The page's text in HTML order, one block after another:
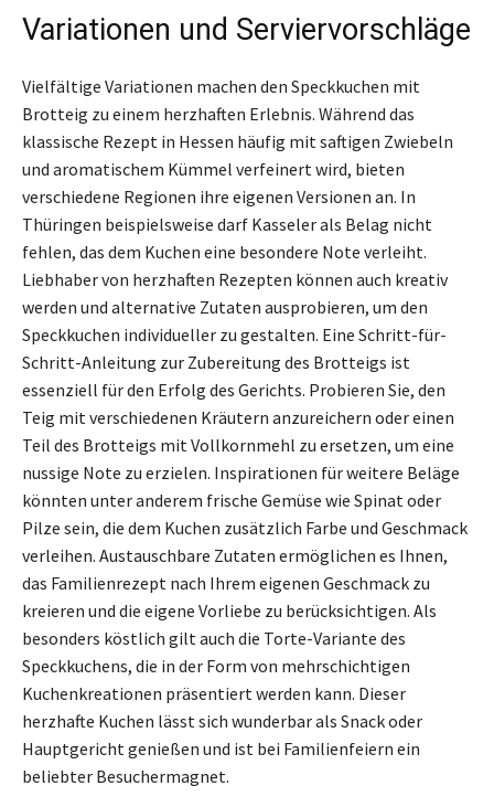
Variationen und Serviervorschläge
Vielfältige Variationen machen den Speckkuchen mit
Brotteig zu einem herzhaften Erlebnis. Während das
klassische Rezept in Hessen häufig mit saftigen Zwiebeln
und aromatischem Kümmel verfeinert wird, bieten
verschiedene Regionen ihre eigenen Versionen an. In
Thüringen beispielsweise darf Kasseler als Belag nicht
fehlen, das dem Kuchen eine besondere Note verleiht.
Liebhaber von herzhaften Rezepten können auch kreativ
werden und alternative Zutaten ausprobieren, um den
Speckkuchen individueller zu gestalten. Eine Schritt-für-
Schritt-Anleitung zur Zubereitung des Brotteigs ist
essenziell für den Erfolg des Gerichts. Probieren Sie, den
Teig mit verschiedenen Kräutern anzureichern oder einen
Teil des Brotteigs mit Vollkornmehl zu ersetzen, um eine
nussige Note zu erzielen. Inspirationen für weitere Beläge
könnten unter anderem frische Gemüse wie Spinat oder
Pilze sein, die dem Kuchen zusätzlich Farbe und Geschmack
verleihen. Austauschbare Zutaten ermöglichen es Ihnen,
das Familienrezept nach Ihrem eigenen Geschmack zu
kreieren und die eigene Vorliebe zu berücksichtigen. Als
besonders köstlich gilt auch die Torte-Variante des
Speckkuchens, die in der Form von mehrschichtigen
Kuchenkreationen präsentiert werden kann. Dieser
herzhafte Kuchen lässt sich wunderbar als Snack oder
Hauptgericht genießen und ist bei Familienfeiern ein
beliebter Besuchermagnet.